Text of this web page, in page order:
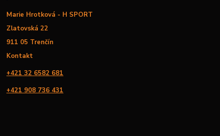
Marie Hrotková - H SPORT
Zlatovská 22
911 05 Trenčín
Kontakt
+421 32 6582 681
+421 908 736 431